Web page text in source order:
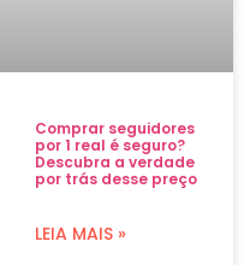
Comprar seguidores
por 1 real é seguro?
Descubra a verdade
por trás desse preço
LEIA MAIS »